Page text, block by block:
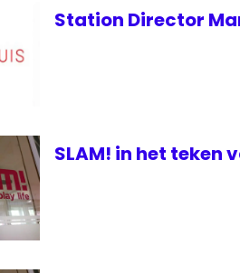
Station Director
SLAM! in het teken